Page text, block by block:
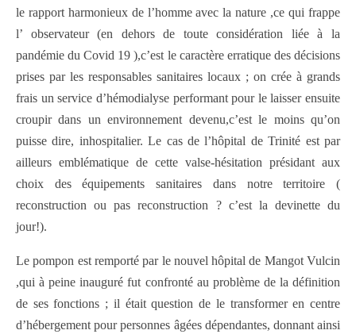
le rapport harmonieux de l’homme avec la nature ,ce qui frappe
l’ observateur (en dehors de toute considération liée à la
pandémie du Covid 19 ),c’est le caractère erratique des décisions
prises par les responsables sanitaires locaux ; on crée à grands
frais un service d’hémodialyse performant pour le laisser ensuite
croupir dans un environnement devenu,c’est le moins qu’on
puisse dire, inhospitalier. Le cas de l’hôpital de Trinité est par
ailleurs emblématique de cette valse-hésitation présidant aux
choix des équipements sanitaires dans notre territoire (
reconstruction ou pas reconstruction ? c’est la devinette du
jour!).
Le pompon est remporté par le nouvel hôpital de Mangot Vulcin
,qui à peine inauguré fut confronté au problème de la définition
de ses fonctions ; il était question de le transformer en centre
d’hébergement pour personnes âgées dépendantes, donnant ainsi